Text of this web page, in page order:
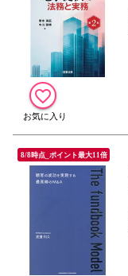
8/8時点_ポイント最大11倍